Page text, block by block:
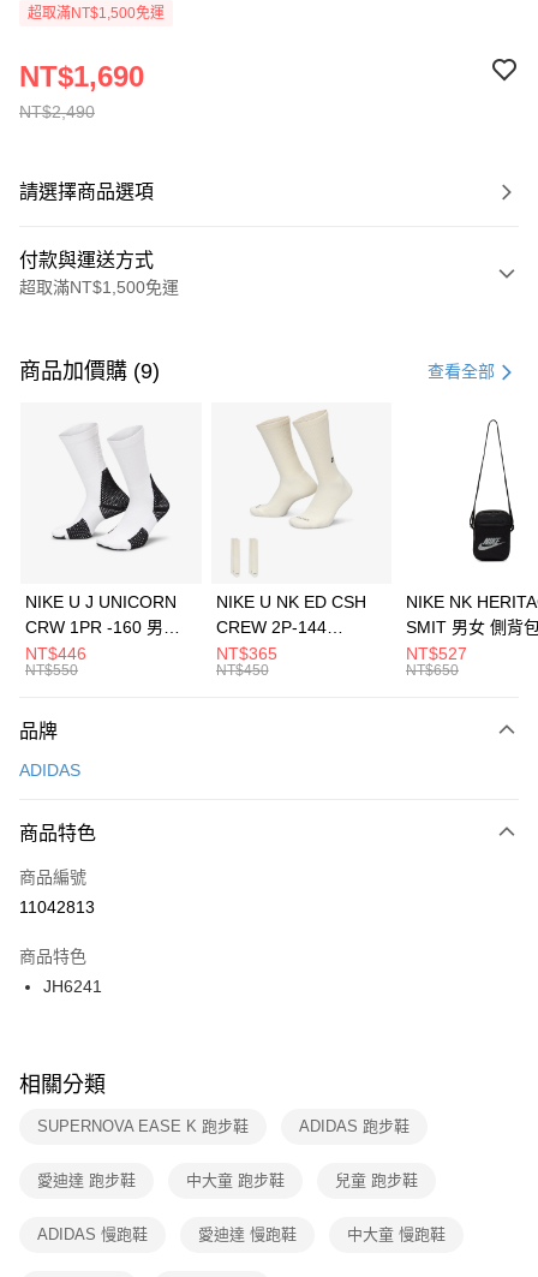
超取滿NT$1,500免運
NT$2,490
NT$1,690
請選擇商品選項
付款與運送方式
超取滿NT$1,500免運
信用卡一次付款
3 期 0 利率 每期 21家銀行
合作金庫商業銀行
第一商業銀行
華南商業銀行
彰化商業銀行
上海商業儲蓄銀行
元大商業銀行
台灣樂天信用卡公司
Apple Pay
全盈+PAY
AFTEE先享後付
【關於「AFTEE先享後付」】
便利好安心！
３．安心：先確認商品／服務後，再付款。
【「AFTEE先享後付」結帳流程】
１．於結帳方式選擇「AFTEE先享後付」後，將跳轉至「AFTEE先享後付」
２．訂單成立數日內，您將收到繳費通知簡訊。
３．收到繳費通知簡訊後14天內，點擊此簡訊中的連結，可透過四大超商／
ATM／網路銀行／等多元方式進行付款，方視為交易完成。
※ 交易是否成功請以「AFTEE先享後付 」之結帳頁面顯示為準，若有關於
是否繳費成功／繳費後需取消欲退款等相關疑問，請聯繫「AFTEE先享後付
客戶支援中心」https://netprotections.freshdesk.com/support/home
１．透過由恩沛科技股份有限公司提供之「AFTEE先享後付」服務完成之交
權轉讓予恩沛科技股份有限公司。
運送方式
每筆NT$100，滿NT$1,500(含以上)免運費
宅配
每筆NT$100，滿NT$1,500(含以上)免運費
付款後門市自取
每筆NT$100，滿NT$1,500(含以上)免運費
商品加價購 (9) 查看全部
NIKE U J UNICORN
CRW 1PR -160 男女
中統襪 FZ3393100
NT$446
NT$550
NIKE U NK ED CSH
CREW 2P-144
EMBRDY 男女 短統襪
FZ3073133
NT$365
NT$450
NIKE NK
SMIT 男女 側背
BA5871010
NT$527
NT$650
品牌
ADIDAS
商品特色
商品編號
11042813
商品特色
JH6241
相關分類
SUPERNOVA EASE K 跑步鞋 ADIDAS 跑步鞋
愛迪達 跑步鞋 中大童 跑步鞋 兒童 跑步鞋
ADIDAS 慢跑鞋 愛迪達 慢跑鞋 中大童 慢跑鞋